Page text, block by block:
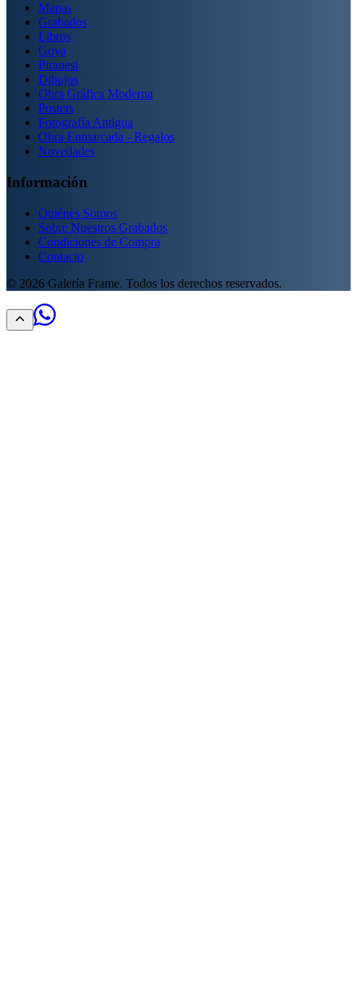
Mapas
Grabados
Libros
Goya
Piranesi
Dibujos
Obra Gráfica Moderna
Posters
Fotografía Antigua
Obra Enmarcada - Regalos
Novedades
Información
Quiénes Somos
Sobre Nuestros Grabados
Condiciones de Compra
Contacto
© 2026 Galería Frame. Todos los derechos reservados.